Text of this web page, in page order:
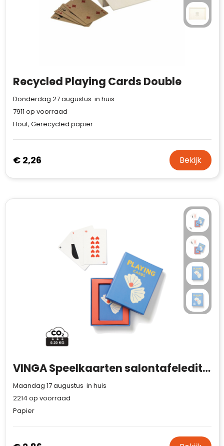
Recycled Playing Cards Double
Donderdag 27 augustus in huis
7911 op voorraad
Hout, Gerecycled papier
€ 2,26 Bekijk
VINGA Speelkaarten salontafeleditie
Maandag 17 augustus in huis
2214 op voorraad
Papier